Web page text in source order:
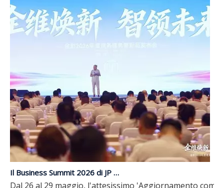
Il Business Summit 2026 di JP Group e il lancio di nuovi prodotti si sono conclusi con successo | Aggiornamento completo, guidando il futuro con l'intelligenza
Dal 26 al 29 maggio, l'attesissimo 'Aggiornamento